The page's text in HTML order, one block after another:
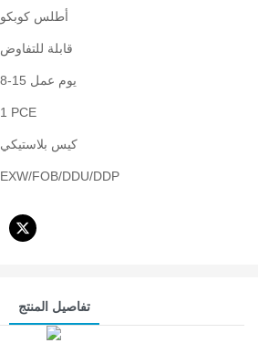
أطلس كوبكو
قابلة للتفاوض
8-15 يوم عمل
1 PCE
كيس بلاستيكي
EXW/FOB/DDU/DDP
تفاصيل المنتج